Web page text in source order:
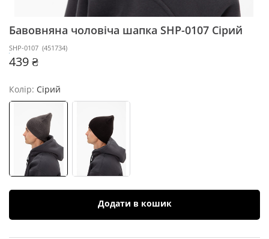
Бавовняна чоловіча шапка SHP-0107 Сірий
SHP-0107 (451734)
439 ₴
Колір: Сірий
Додати в кошик